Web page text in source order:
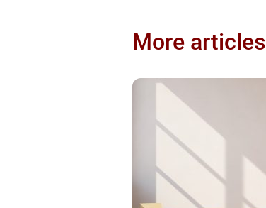
More articles